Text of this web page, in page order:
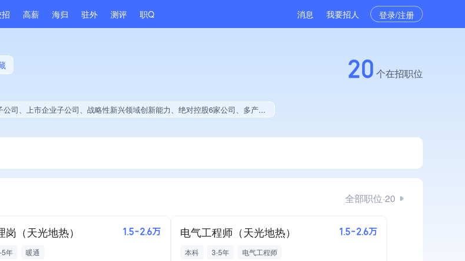
高薪 海归 驻外 测评 职Q 消息 我要招人 登录/注册
子公司、战略性新兴领域创新能力、绝对控股6家公司、多产业布局、专利申请量同领域前40%、技术布局行业领先、集团成员、权威管理体系认证、全国多家直营店、大学生就业贡献、2025年公开项目中标、拥有绿色资质、拥有著作权、软件研发量位于同行前50%
20 个在招职位
全部职位·20
岗（天光地热） 1.5-2.6万
5年 暖通
电气工程师（天光地热） 1.5-2.6万
本科 3-5年 电气工程师